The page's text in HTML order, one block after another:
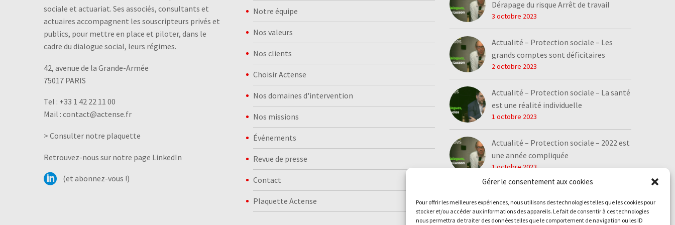
Gérer le consentement aux cookies
Pour offrir les meilleures expériences, nous utilisons des technologies telles que les cookies pour
stocker et/ou accéder aux informations des appareils. Le fait de consentir à ces technologies
nous permettra de traiter des données telles que le comportement de navigation ou les ID
sociale et actuariat. Ses associés, consultants et
actuaires accompagnent les souscripteurs privés et
publics, pour mettre en place et piloter, dans le
cadre du dialogue social, leurs régimes.
42, avenue de la Grande-Armée
75017 PARIS
Tel : +33 1 42 22 11 00
Mail : contact@actense.fr
> Consulter notre plaquette
Retrouvez-nous sur notre page LinkedIn
(et abonnez-vous !)
Notre équipe
Nos valeurs
Nos clients
Choisir Actense
Nos domaines d'intervention
Nos missions
Événements
Revue de presse
Contact
Plaquette Actense
Dérapage du risque Arrêt de travail
3 octobre 2023
Actualité – Protection sociale – Les
grands comptes sont déficitaires
2 octobre 2023
Actualité – Protection sociale – La santé
est une réalité individuelle
1 octobre 2023
Actualité – Protection sociale – 2022 est
une année compliquée
1 octobre 2023